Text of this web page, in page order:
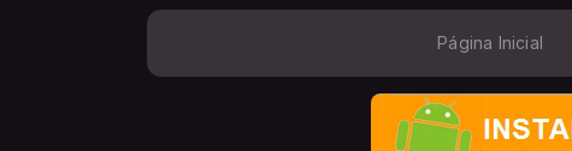
Página Inicial